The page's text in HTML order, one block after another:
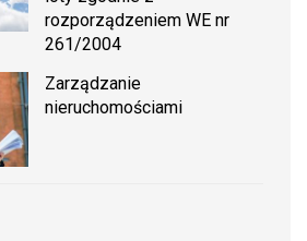
rozporządzeniem WE nr
261/2004
Zarządzanie
nieruchomościami